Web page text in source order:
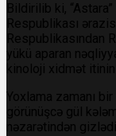
Bildirilib ki,
Respublikası
Respublikasından
yükü aparan
kinoloji xidmət
Yoxlama zamanı
görünüşcə gül
nəzarətindən